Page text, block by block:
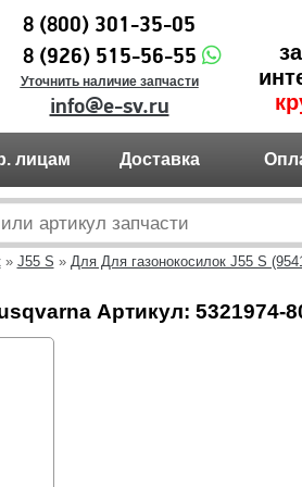
8 (800) 301-35-05
8 (926) 515-56-55
Уточнить наличие запчасти
info@e-sv.ru
лицам Доставка
» J55 S » Для Для газонокосилок J55 S
Артикул: 5321974-